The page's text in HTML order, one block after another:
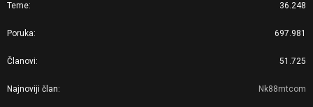
Teme 36.248
Poruka 697.981
Članovi 51.725
Najnoviji član Nk88mtcom